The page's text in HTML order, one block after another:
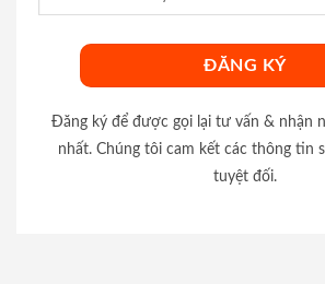
Đăng ký để được gọi lại tư vấn & nhận
nhất. Chúng tôi cam kết các thông tin
tuyệt đối.